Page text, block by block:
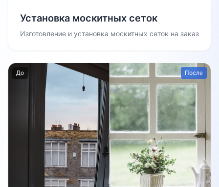
Установка москитных сеток
Изготовление и установка москитных сеток на заказ
До После